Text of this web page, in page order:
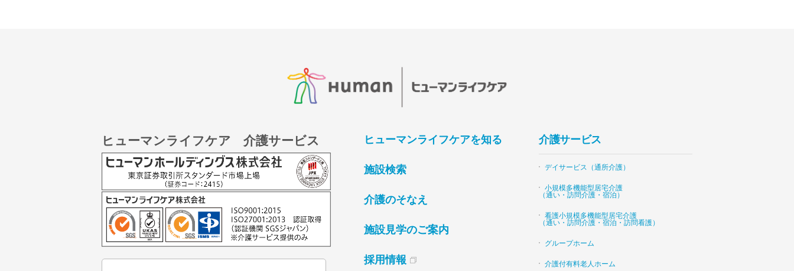
ヒューマンライフケア 介護サービス ヒューマンライフケアを知る
施設検索
介護のそなえ
施設見学のご案内
採用情報
介護サービス
デイサービス（通所介護）
小規模多機能型居宅介護
（通い・訪問介護・宿泊）
看護小規模多機能型居宅介護
（通い・訪問介護・宿泊・訪問看護）
グループホーム
介護付有料老人ホーム